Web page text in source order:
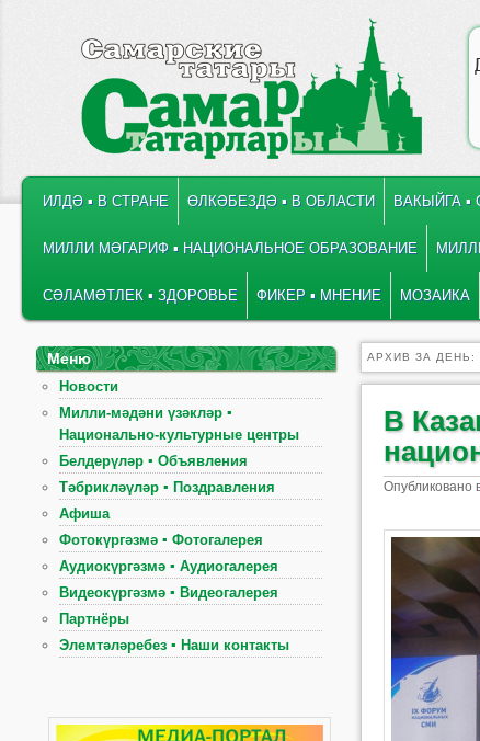
ПЕРЕЙТИ К ОСНОВНОМУ СОДЕРЖИМОМУ
ПЕРЕЙТИ К ДОПОЛНИТЕЛЬНОМУ СОДЕРЖИМОМУ
ИЛДӘ ▪ В СТРАНЕ ӨЛКӘБЕЗДӘ ▪ В ОБЛАСТИ ВАКЫЙГА
МИЛЛИ МӘГАРИФ ▪ НАЦИОНАЛЬНОЕ ОБРАЗОВАНИЕ
СӘЛАМӘТЛЕК ▪ ЗДОРОВЬЕ ФИКЕР ▪ МНЕНИЕ МОЗАИКА
АРХИВ ЗА ДЕНЬ:
В
Опубликовано
Меню
Новости
Милли-мәдәни үзәкләр ▪
Национально-культурные центры
Белдерүләр ▪ Объявления
Тәбрикләүләр ▪ Поздравления
Афиша
Фотокүргәзмә ▪ Фотогалерея
Аудиокүргәзмә ▪ Аудиогалерея
Видеокүргәзмә ▪ Видеогалерея
Партнёры
Элемтәләребез ▪ Наши контакты